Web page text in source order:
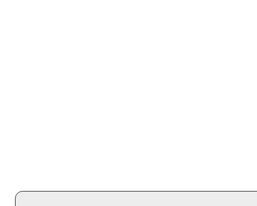
Info sobre horário e bilhetes